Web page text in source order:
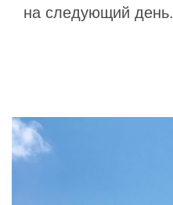
на следующий день.